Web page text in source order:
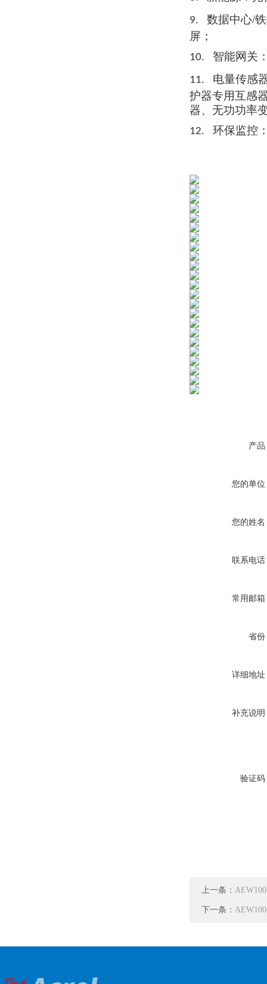
9.
数据中心/
屏；
10. 智能网关
11.
电量传感
护器专用互感
器、无功功率
12. 环保监控
产品
您的单位
您的姓名
联系电话
常用邮箱
省份
详细地址
补充说明
验证码
上一条：
下一条：